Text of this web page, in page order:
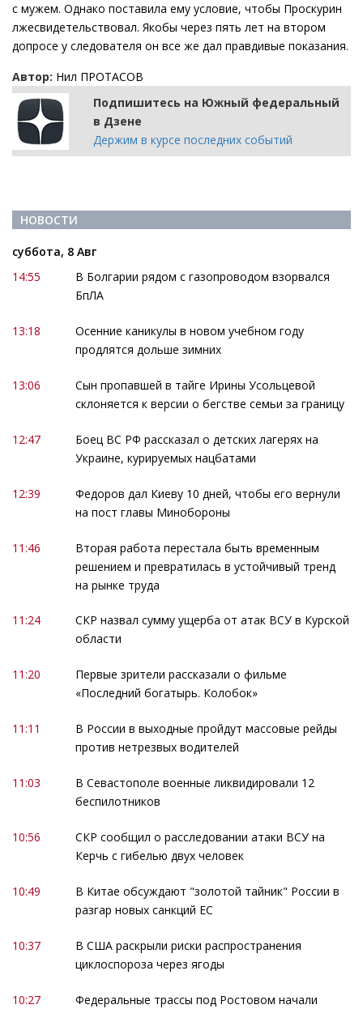
с мужем. Однако поставила ему условие, чтобы Проскурин
лжесвидетельствовал. Якобы через пять лет на втором
допросе у следователя он все же дал правдивые показания.
Автор: Нил ПРОТАСОВ
Подпишитесь на Южный федеральный
в Дзене
Держим в курсе последних событий
НОВОСТИ
суббота, 8 Авг
14:55
В Болгарии рядом с газопроводом взорвался
БпЛА
13:18
Осенние каникулы в новом учебном году
продлятся дольше зимних
13:06
Сын пропавшей в тайге Ирины Усольцевой
склоняется к версии о бегстве семьи за границу
12:47
Боец ВС РФ рассказал о детских лагерях на
Украине, курируемых нацбатами
12:39
Федоров дал Киеву 10 дней, чтобы его вернули
на пост главы Минобороны
11:46
Вторая работа перестала быть временным
решением и превратилась в устойчивый тренд
на рынке труда
11:24
СКР назвал сумму ущерба от атак ВСУ в Курской
области
11:20
Первые зрители рассказали о фильме
«Последний богатырь. Колобок»
11:11
В России в выходные пройдут массовые рейды
против нетрезвых водителей
11:03
В Севастополе военные ликвидировали 12
беспилотников
10:56
СКР сообщил о расследовании атаки ВСУ на
Керчь с гибелью двух человек
10:49
В Китае обсуждают "золотой тайник" России в
разгар новых санкций ЕС
10:37
В США раскрыли риски распространения
циклоспороза через ягоды
10:27
Федеральные трассы под Ростовом начали